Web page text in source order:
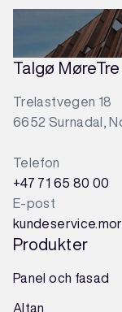
Talgø MøreTre
Trelastvegen 18
6652 Surnadal,
Telefon
+47 71 65 80 00
E-post
Produkter
Panel och fasad
Altan